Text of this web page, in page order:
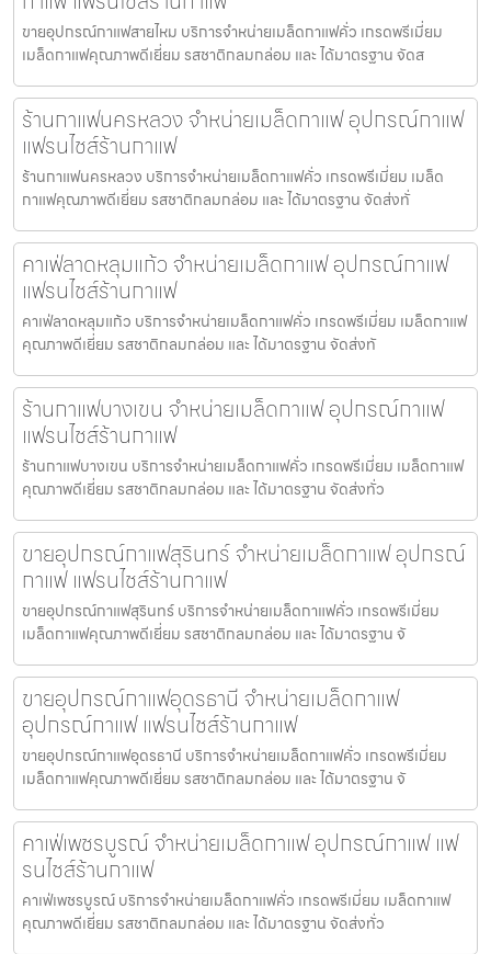
ขายอุปกรณ์กาแฟสายไหม บริการจำหน่ายเมล็ดกาแฟคั่ว เกรดพรีเมี่ยม
เมล็ดกาแฟคุณภาพดีเยี่ยม รสชาติกลมกล่อม และ ได้มาตรฐาน จัดส
ร้านกาแฟนครหลวง จำหน่ายเมล็ดกาแฟ อุปกรณ์กาแฟ
แฟรนไชส์ร้านกาแฟ
ร้านกาแฟนครหลวง บริการจำหน่ายเมล็ดกาแฟคั่ว เกรดพรีเมี่ยม เมล็ด
กาแฟคุณภาพดีเยี่ยม รสชาติกลมกล่อม และ ได้มาตรฐาน จัดส่งทั่
คาเฟ่ลาดหลุมแก้ว จำหน่ายเมล็ดกาแฟ อุปกรณ์กาแฟ
แฟรนไชส์ร้านกาแฟ
คาเฟ่ลาดหลุมแก้ว บริการจำหน่ายเมล็ดกาแฟคั่ว เกรดพรีเมี่ยม เมล็ดกาแฟ
คุณภาพดีเยี่ยม รสชาติกลมกล่อม และ ได้มาตรฐาน จัดส่งทั
ร้านกาแฟบางเขน จำหน่ายเมล็ดกาแฟ อุปกรณ์กาแฟ
แฟรนไชส์ร้านกาแฟ
ร้านกาแฟบางเขน บริการจำหน่ายเมล็ดกาแฟคั่ว เกรดพรีเมี่ยม เมล็ดกาแฟ
คุณภาพดีเยี่ยม รสชาติกลมกล่อม และ ได้มาตรฐาน จัดส่งทั่ว
ขายอุปกรณ์กาแฟสุรินทร์ จำหน่ายเมล็ดกาแฟ อุปกรณ์
กาแฟ แฟรนไชส์ร้านกาแฟ
ขายอุปกรณ์กาแฟสุรินทร์ บริการจำหน่ายเมล็ดกาแฟคั่ว เกรดพรีเมี่ยม
เมล็ดกาแฟคุณภาพดีเยี่ยม รสชาติกลมกล่อม และ ได้มาตรฐาน จั
ขายอุปกรณ์กาแฟอุดรธานี จำหน่ายเมล็ดกาแฟ
อุปกรณ์กาแฟ แฟรนไชส์ร้านกาแฟ
ขายอุปกรณ์กาแฟอุดรธานี บริการจำหน่ายเมล็ดกาแฟคั่ว เกรดพรีเมี่ยม
เมล็ดกาแฟคุณภาพดีเยี่ยม รสชาติกลมกล่อม และ ได้มาตรฐาน จั
คาเฟ่เพชรบูรณ์ จำหน่ายเมล็ดกาแฟ อุปกรณ์กาแฟ แฟ
รนไชส์ร้านกาแฟ
คาเฟ่เพชรบูรณ์ บริการจำหน่ายเมล็ดกาแฟคั่ว เกรดพรีเมี่ยม เมล็ดกาแฟ
คุณภาพดีเยี่ยม รสชาติกลมกล่อม และ ได้มาตรฐาน จัดส่งทั่ว